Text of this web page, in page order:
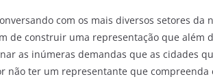
com os mais diversos setores
de construir uma representação que além
as inúmeras demandas que as cidades
não ter um representante que compreenda